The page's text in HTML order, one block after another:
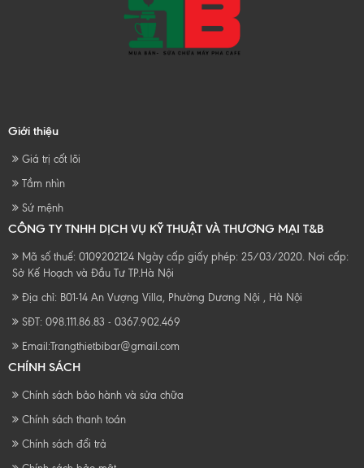
Giới thiệu
Giá trị cốt lõi
Tầm nhìn
Sứ mệnh
CÔNG TY TNHH DỊCH VỤ KỸ THUẬT VÀ THƯƠNG MẠI T&B
Mã số thuế: 0109202124 Ngày cấp giấy phép: 25/03/2020. Nơi cấp:
Sở Kế Hoạch và Đầu Tư TP.Hà Nội
Địa chỉ: B01-14 An Vượng Villa, Phường Dương Nội , Hà Nội
SĐT: 098.111.86.83 - 0367.902.469
Email:Trangthietbibar@gmail.com
CHÍNH SÁCH
Chính sách bảo hành và sửa chữa
Chính sách thanh toán
Chính sách đổi trả